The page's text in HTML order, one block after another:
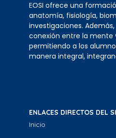
EOSI ofrece una
anatomía, fisiología,
investigaciones.
conexión entre la mente
permitiendo a los
manera integral,
ENLACES DIRECTOS DEL
Inicio